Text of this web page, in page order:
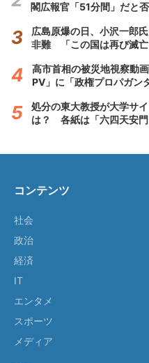
閣広報官「51分間」だと
広島原爆の日、小沢一郎
非難 「この国は再び滅亡
高市首相の被災地視察動
PV」に「政権プロパガン
処分の東大教授が大学サ
は？ 各紙は「六四天安
コンテンツ
社会
政治
経済
IT
エンタメ
スポーツ
メディア